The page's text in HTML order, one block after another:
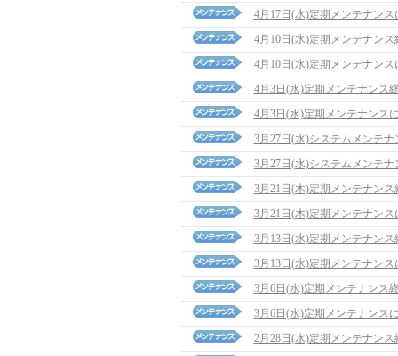
4月17日(水)定期メンテナンス
4月10日(水)定期メンテナン
4月10日(水)定期メンテナンス
4月3日(水)定期メンテナンス
4月3日(水)定期メンテナンス
3月27日(水)システムメンテ
3月27日(水)システムメンテナ
3月21日(木)定期メンテナン
3月21日(木)定期メンテナンス
3月13日(水)定期メンテナン
3月13日(水)定期メンテナンス
3月6日(水)定期メンテナンス
3月6日(水)定期メンテナンス
2月28日(水)定期メンテナン